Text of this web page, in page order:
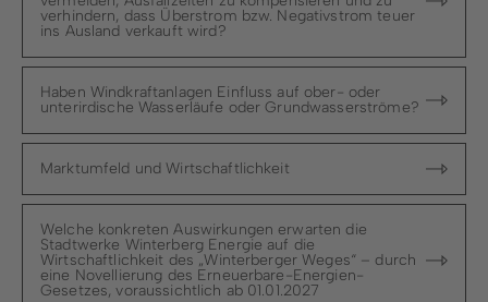
verhindern, dass Überstrom bzw. Negativstrom teuer
ins Ausland verkauft wird?
Haben Windkraftanlagen Einfluss auf ober- oder
unterirdische Wasserläufe oder Grundwasserströme?
Marktumfeld und Wirtschaftlichkeit
Welche konkreten Auswirkungen erwarten die
Stadtwerke Winterberg Energie auf die
Wirtschaftlichkeit des „Winterberger Weges“ – durch
eine Novellierung des Erneuerbare-Energien-
Gesetzes, voraussichtlich ab 01.01.2027